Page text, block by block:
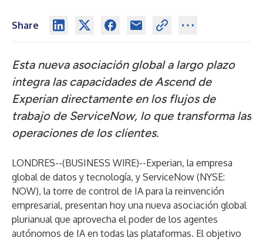
Share
Esta nueva asociación global a largo plazo
integra las capacidades de Ascend de
Experian directamente en los flujos de
trabajo de ServiceNow, lo que transforma las
operaciones de los clientes.
LONDRES--(BUSINESS WIRE)--Experian, la empresa
global de datos y tecnología, y ServiceNow (NYSE:
NOW), la torre de control de IA para la reinvención
empresarial, presentan hoy una nueva asociación global
plurianual que aprovecha el poder de los agentes
autónomos de IA en todas las plataformas. El objetivo